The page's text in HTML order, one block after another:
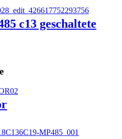
c13 geschaltete